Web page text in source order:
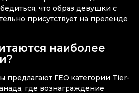
что образ девушки с
присутствует на преленде
наиболее
предлагают ГЕО категории Tier-
где вознаграждение